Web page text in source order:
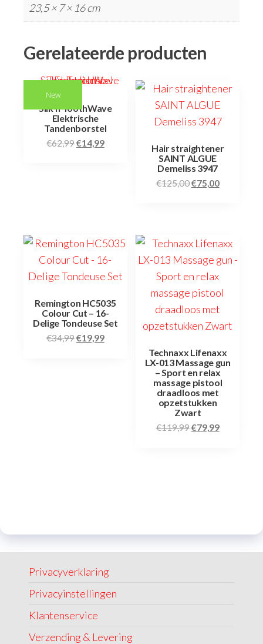
23,5 × 7 × 16 cm
Gerelateerde producten
New
Silk’n ToothWave
Elektrische
Tandenborstel
€62,99€14,99
Hair straightener
SAINT ALGUE
Demeliss 3947
€125,00€75,00
Remington HC5035
Colour Cut – 16-
Delige Tondeuse Set
€34,99€19,99
Technaxx Lifenaxx
LX-013 Massage gun
– Sport en relax
massage pistool
draadloos met
opzetstukken
Zwart
€119,99€79,99
Privacyverklaring
Privacyinstellingen
Klantenservice
Verzending & Levering